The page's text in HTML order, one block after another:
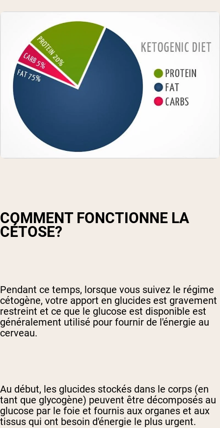
COMMENT FONCTIONNE LA
CÉTOSE?
Pendant ce temps, lorsque vous suivez le régime
cétogène, votre apport en glucides est gravement
restreint et ce que le glucose est disponible est
généralement utilisé pour fournir de l'énergie au
cerveau.
Au début, les glucides stockés dans le corps (en
tant que glycogène) peuvent être décomposés au
glucose par le foie et fournis aux organes et aux
tissus qui ont besoin d'énergie le plus urgent.